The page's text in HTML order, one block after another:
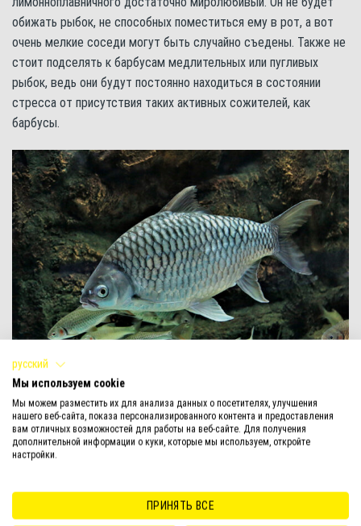
обижать рыбок, не способных поместиться ему в рот, а вот
очень мелкие соседи могут быть случайно съедены. Также не
стоит подселять к барбусам медлительных или пугливых
рыбок, ведь они будут постоянно находиться в состоянии
стресса от присутствия таких активных сожителей, как
барбусы.
У лимонноплавничного барбуса достаточно миролюбивый
характер для рыбки крупного размера
Стоит обратить внимание, что в условиях ограниченного
объема, а также при одиночном содержании барбусы могут
Примером подходящих соседей могут послужить другие виды
русский
Мы используем cookie
Мы можем разместить их для анализа данных о посетителях, улучшения
нашего веб-сайта, показа персонализированного контента и предоставления
вам отличных возможностей для работы на веб-сайте. Для получения
дополнительной информации о куки, которые мы используем, откройте
настройки.
ПРИНЯТЬ ВСЕ